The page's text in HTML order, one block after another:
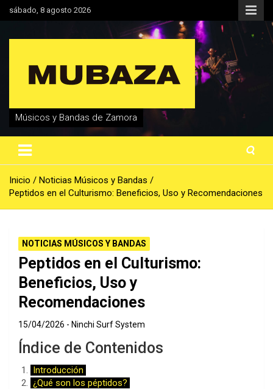
Saltarsábado, 8 agosto 2026
Músicos y Bandas de Zamora
Inicio
Noticias Músicos y Bandas
Peptidos en el Culturismo: Beneficios, Uso y Recomendaciones
NOTICIAS MÚSICOS Y BANDAS
Peptidos en el Culturismo:
Beneficios, Uso y
Recomendaciones
15/04/2026 Ninchi Surf System
Índice de Contenidos
Introducción
¿Qué son los péptidos?